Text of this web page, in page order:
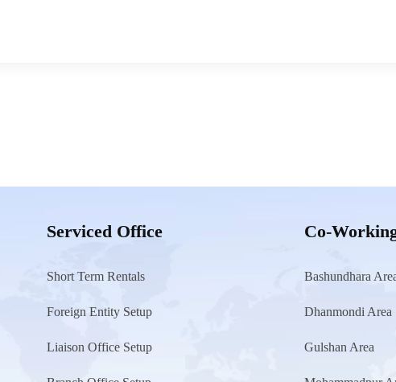
Serviced Office
Short Term Rentals
Foreign Entity Setup
Liaison Office Setup
Co-
Bashundhara
Dhanmondi Area
Gulshan Area